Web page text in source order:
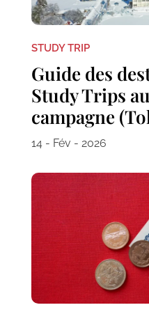
STUDY TRIP
Guide des
Study Trips
campagne
14 - Fév - 2026